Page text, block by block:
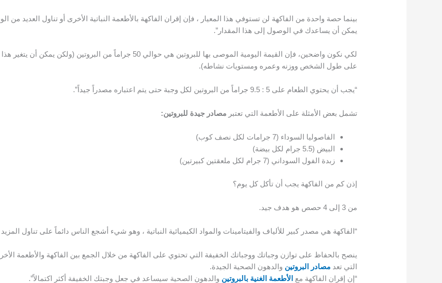
بينما حصة واحدة من الفاكهة لن تستوفي هذا المعيار ، فإن إقران الفاكهة بالأطعمة النباتية الأخرى أو تناول العديد من
يمكن أن يساعدك في الوصول إلى هذا المقدار”.
لكي نكون واضحين، فإن القيمة اليومية الموصى بها للبروتين هي حوالي 50 جراماً من البروتين (ولكن يمكن أن
على طول الشخص ووزنه وعمره ومستويات نشاطه).
“يجب أن يحتوي الطعام على 5 : 9.5 جراماً من البروتين لكل وجبة حتى يتم اعتباره مصدراً جيداً”.
تشمل بعض الأمثلة على الأطعمة التي تعتبرمصادر جيدة للبروتين:
الفاصوليا السوداء (7 جرامات لكل نصف كوب)
البيض (5.5 جرام لكل بيضة)
زبدة الفول السوداني (7 جرام لكل ملعقتين كبيرتين)
إذن كم من الفاكهة يجب أن تأكل كل يوم؟
من 3 إلى 4 حصص هو هدف جيد.
“الفاكهة هي مصدر كبير للألياف والفيتامينات والمواد الكيميائية النباتية ، وهو شيء أشجع الناس دائماً على تناول
ينصح بالحفاظ على توازن وجباتك ووجباتك الخفيفة التي تحتوي على الفاكهة من خلال الجمع بين الفاكهة والأطعمة
التي تعدمصادر البروتين والدهون الصحية الجيدة.
“إن إقران الفاكهة مع الأطعمة الغنية بالبروتين والدهون الصحية سيساعد في جعل وجبتك الخفيفة أكثر اكتمالاً”.